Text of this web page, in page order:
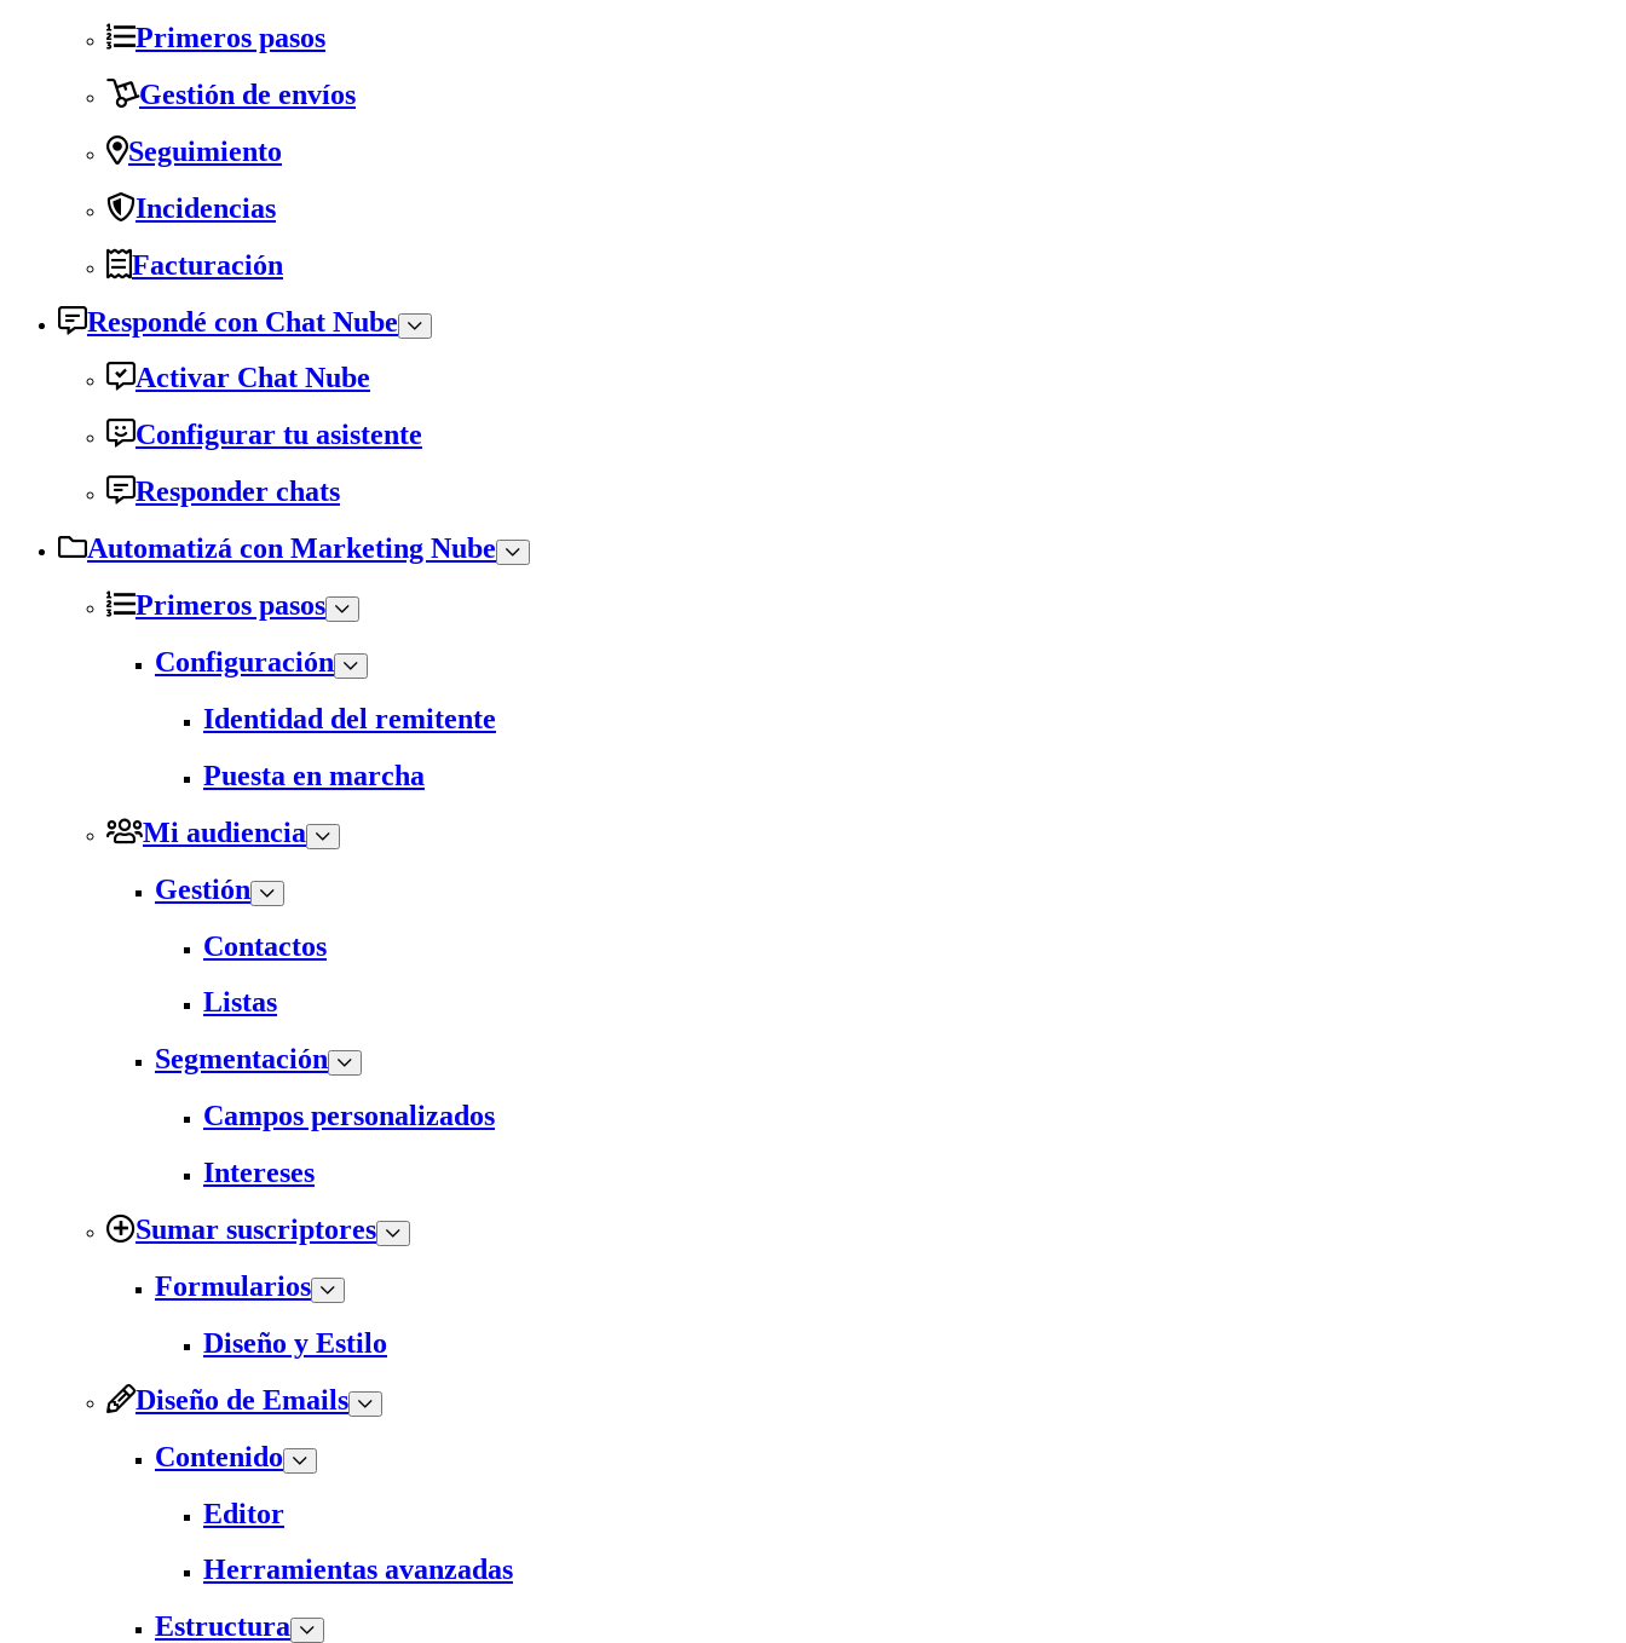
Primeros pasos
Gestión de envíos
Seguimiento
Incidencias
Facturación
Respondé con Chat Nube
Activar Chat Nube
Configurar tu asistente
Responder chats
Automatizá con Marketing Nube
Primeros pasos
Configuración
Identidad del remitente
Puesta en marcha
Mi audiencia
Gestión
Contactos
Listas
Segmentación
Campos personalizados
Intereses
Sumar suscriptores
Formularios
Diseño y Estilo
Diseño de Emails
Contenido
Editor
Herramientas avanzadas
Estructura